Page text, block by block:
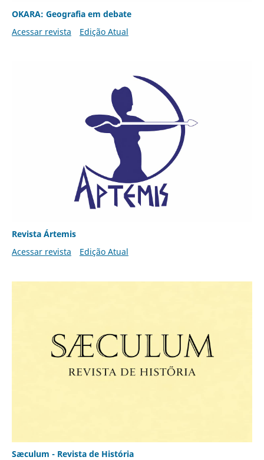
OKARA: Geografia em debate
Acessar revista
Edição Atual
Revista Ártemis
Acessar revista
Edição Atual
Sæculum - Revista de História